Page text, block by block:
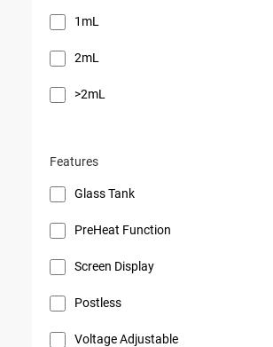
1mL
2mL
>2mL
Features
Glass Tank
PreHeat Function
Screen Display
Postless
Voltage Adjustable